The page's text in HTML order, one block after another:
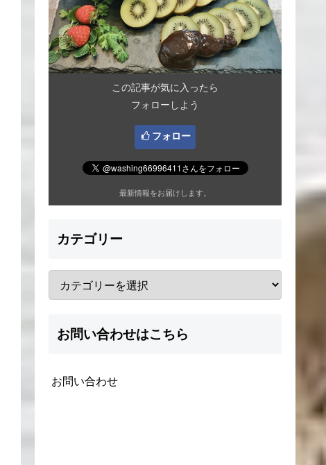
この記事が気に入ったら
フォローしよう
フォロー
最新情報をお届けします。
カテゴリー
お問い合わせはこちら
お問い合わせ